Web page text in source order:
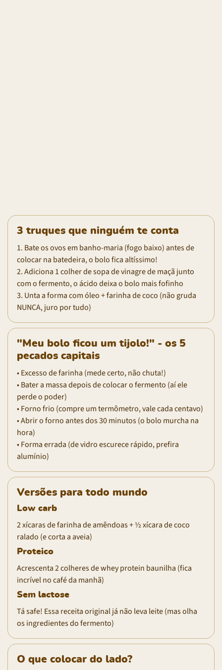
3 truques que ninguém te conta
1. Bate os ovos em banho-maria (fogo baixo) antes de
colocar na batedeira, o bolo fica altíssimo!
2. Adiciona 1 colher de sopa de vinagre de maçã junto
com o fermento, o ácido deixa o bolo mais fofinho
3. Unta a forma com óleo + farinha de coco (não gruda
NUNCA, juro por tudo)
"Meu bolo ficou um tijolo!" - os 5
pecados capitais
• Excesso de farinha (mede certo, não chuta!)
• Bater a massa depois de colocar o fermento (aí ele
perde o poder)
• Forno frio (compre um termômetro, vale cada centavo)
• Abrir o forno antes dos 30 minutos (o bolo murcha na
hora)
• Forma errada (de vidro escurece rápido, prefira
alumínio)
Versões para todo mundo
Low carb
2 xícaras de farinha de amêndoas + ½ xícara de coco
ralado (e corta a aveia)
Proteico
Acrescenta 2 colheres de whey protein baunilha (fica
incrível no café da manhã)
Sem lactose
Tá safe! Essa receita original já não leva leite (mas olha
os ingredientes do fermento)
O que colocar do lado?